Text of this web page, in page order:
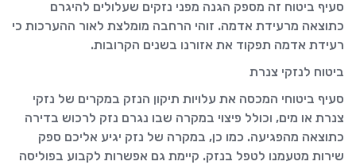
סעיף ביטוח זה מספק הגנה מפני נזקים שעלולים להיגרם
כתוצאה מרעידת אדמה. זוהי הרחבה מומלצת לאור ההערכות כי
רעידת אדמה תפקוד את אזורנו בשנים הקרובות.
ביטוח לנזקי צנרת
סעיף ביטוחי המכסה את עלויות תיקון הנזק במקרים של נזקי
צנרת או מים, וכולל פיצוי במקרה שבו נגרם נזק לרכוש בדירה
כתוצאה מהפגיעה. כמו כן, במקרה של נזק יגיע אליכם ספק
שירות מטעמנו לטפל בנזק. קיימת גם אפשרות לקבוע בפוליסה